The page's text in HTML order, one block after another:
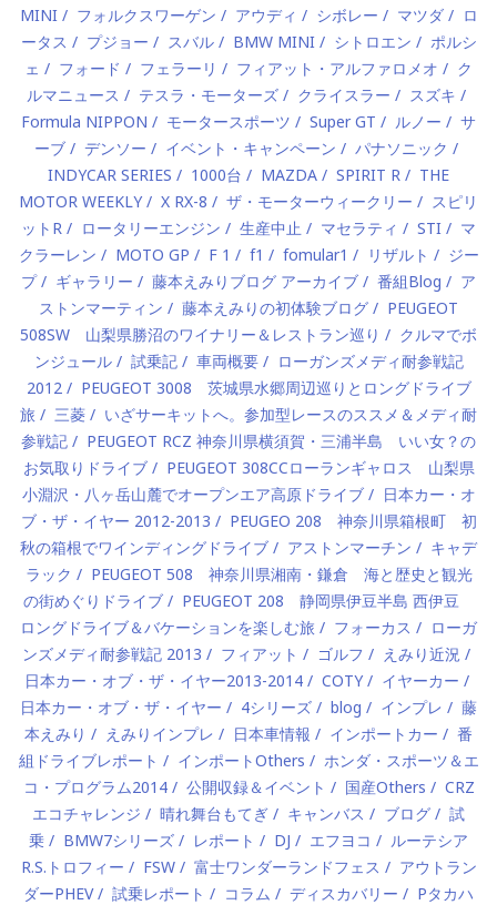
MINI
フォルクスワーゲン アウディ シボレー マツダ
ロ
ータス
プジョー スバル BMW MINI シトロエン
ポルシ
ェ
フォード フェラーリ フィアット・アルファロメオ
ク
ルマニュース
テスラ・モーターズ クライスラー
スズキ
Formula NIPPON
モータースポーツ Super GT ルノー
サ
ーブ
デンソー イベント・キャンペーン
パナソニック
INDYCAR SERIES
1000台 MAZDA SPIRIT R
THE
MOTOR WEEKLY
X RX-8 ザ・モーターウィークリー
スピリ
ットR
ロータリーエンジン 生産中止 マセラティ STI
マ
クラーレン
MOTO GP F 1 f1 fomular1 リザルト
ジー
プ
ギャラリー 藤本えみりブログ アーカイブ 番組Blog
ア
ストンマーティン
藤本えみりの初体験ブログ
PEUGEOT
508SW 山梨県勝沼のワイナリー＆レストラン巡り
クルマでボ
ンジュール
試乗記 車両概要
ローガンズメディ耐参戦記
2012
PEUGEOT 3008 茨城県水郷周辺巡りとロングドライブ
旅
三菱
いざサーキットへ。参加型レースのススメ＆メディ耐
参戦記
PEUGEOT RCZ 神奈川県横須賀・三浦半島 いい女？の
お気取りドライブ
PEUGEOT 308CCローランギャロス 山梨県
小淵沢・八ヶ岳山麓でオープンエア高原ドライブ
日本カー・オ
ブ・ザ・イヤー 2012-2013
PEUGEO 208 神奈川県箱根町 初
秋の箱根でワインディングドライブ
アストンマーチン
キャデ
ラック
PEUGEOT 508 神奈川県湘南・鎌倉 海と歴史と観光
の街めぐりドライブ
PEUGEOT 208 静岡県伊豆半島 西伊豆
ロングドライブ＆バケーションを楽しむ旅
フォーカス
ローガ
ンズメディ耐参戦記 2013
フィアット ゴルフ
えみり近況
日本カー・オブ・ザ・イヤー2013-2014
COTY
イヤーカー
日本カー・オブ・ザ・イヤー
4シリーズ blog インプレ
藤
本えみり
えみりインプレ 日本車情報 インポートカー
番
組ドライブレポート
インポートOthers
ホンダ・スポーツ＆エ
コ・プログラム2014
公開収録＆イベント 国産Others
CRZ
エコチャレンジ
晴れ舞台もてぎ キャンバス ブログ
試
乗
BMW7シリーズ レポート DJ エフヨコ
ルーテシア
R.S.トロフィー
FSW 富士ワンダーランドフェス
アウトラン
ダーPHEV
試乗レポート コラム ディスカバリー Pタカハ